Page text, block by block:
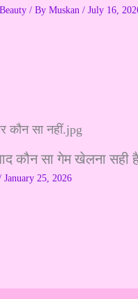
/ By Muskan / July 16,
कौन सा गेम खेलना सही
January 25, 2026